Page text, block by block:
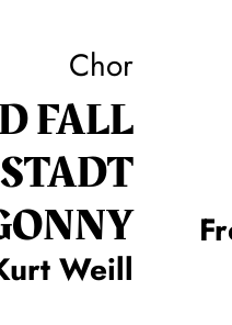
Chor
FALL
Weill